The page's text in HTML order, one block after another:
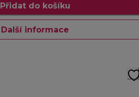
Přidat do košíku
Další informace